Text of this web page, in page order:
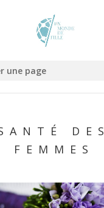
une page
DES
FEMMES